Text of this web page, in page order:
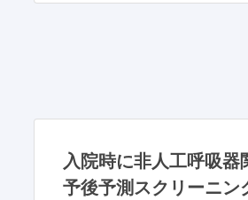
入院時に非人工呼吸
予後予測スクリーニ